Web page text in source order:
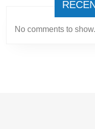
No comments to show.